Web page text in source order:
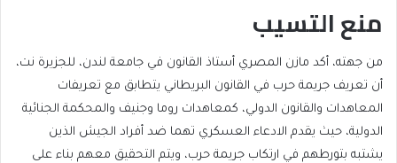
منع التسيب
من جهته، أكد مازن المصري أستاذ القانون في جامعة لندن، للجزيرة نت،
أن تعريف جريمة حرب في القانون البريطاني يتطابق مع تعريفات
المعاهدات والقانون الدولي، كمعاهدات روما وجنيف والمحكمة الجنائية
الدولية، حيث يقدم الادعاء العسكري تهما ضد أفراد الجيش الذين
يشتبه بتورطهم في ارتكاب جريمة حرب، ويتم التحقيق معهم بناء على